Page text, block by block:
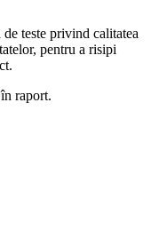
teste privind calitatea
pentru a risipi
raport.
CH